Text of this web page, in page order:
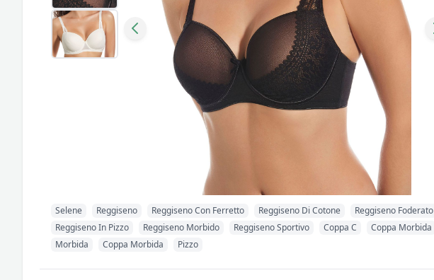
Selene Reggiseno Reggiseno Con Ferretto Reggiseno Di Cotone
Reggiseno Foderato
Reggiseno In Pizzo
Reggiseno Morbido Reggiseno Sportivo Coppa C
Coppa Morbida
Morbida
Coppa Morbida Pizzo